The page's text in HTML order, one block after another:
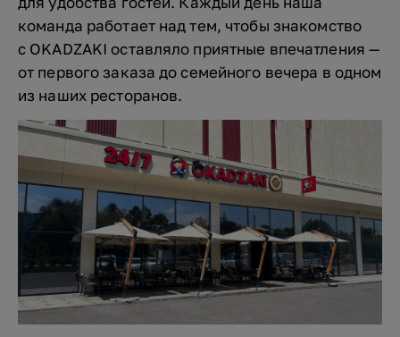
команда работает над тем, чтобы знакомство
с OKADZAKI оставляло приятные впечатления —
от первого заказа до семейного вечера в одном
из наших ресторанов.